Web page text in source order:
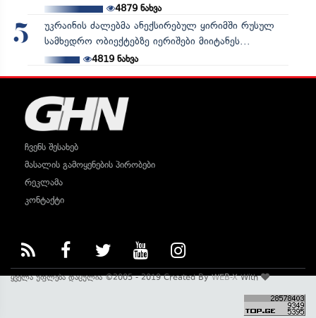
4879ნახვა
5
უკრაინის ძალებმა ანექსირებულ ყირიმში რუსულ
სამხედრო ობიექტებზე იერიშები მიიტანეს...
4819ნახვა
ჩვენს შესახებ
მასალის გამოყენების პირობები
რეკლამა
კონტაქტი
ყველა უფლება დაცულია ©2005 - 2019 Created ByWEB-XWith